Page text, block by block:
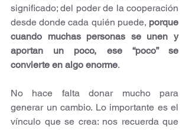
significado; del poder de la cooperación
desde donde cada quién puede, porque
cuando muchas personas se unen y
aportan un poco, ese “poco” se
convierte en algo enorme.
No hace falta donar mucho para
generar un cambio. Lo importante es el
vínculo que se crea: nos recuerda que